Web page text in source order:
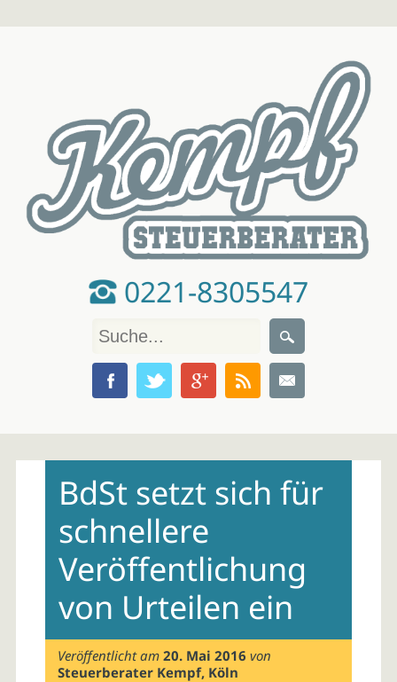
0221-8305547
contentBdSt setzt sich für
schnellere
Veröffentlichung
von Urteilen ein
Veröffentlicht am20. Mai 2016 von
Steuerberater Kempf, Köln